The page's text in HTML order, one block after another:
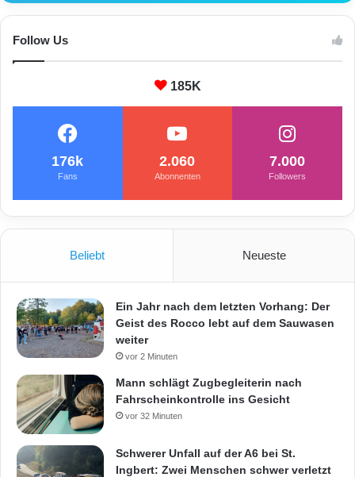
Follow Us
185K
176k
Fans
2.060
Abonnenten
7.000
Followers
Beliebt Neueste
Ein Jahr nach dem letzten Vorhang: Der
Geist des Rocco lebt auf dem Sauwasen
weiter
vor 2 Minuten
Mann schlägt Zugbegleiterin nach
Fahrscheinkontrolle ins Gesicht
vor 32 Minuten
Schwerer Unfall auf der A6 bei St.
Ingbert: Zwei Menschen schwer verletzt